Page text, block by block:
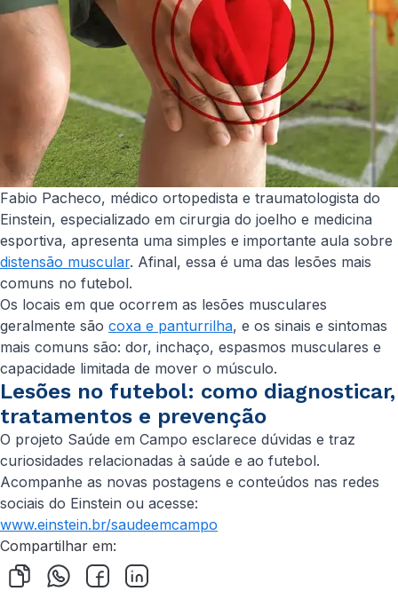
Fabio Pacheco, médico ortopedista e traumatologista do
Einstein, especializado em cirurgia do joelho e medicina
esportiva, apresenta uma simples e importante aula sobre
distensão muscular. Afinal, essa é uma das lesões mais
comuns no futebol.
Os locais em que ocorrem as lesões musculares
geralmente são coxa e panturrilha, e os sinais e sintomas
mais comuns são: dor, inchaço, espasmos musculares e
capacidade limitada de mover o músculo.
Lesões no futebol: como diagnosticar,
tratamentos e prevenção
O projeto Saúde em Campo esclarece dúvidas e traz
curiosidades relacionadas à saúde e ao futebol.
Acompanhe as novas postagens e conteúdos nas redes
sociais do Einstein ou acesse:
www.einstein.br/saudeemcampo
Compartilhar em: